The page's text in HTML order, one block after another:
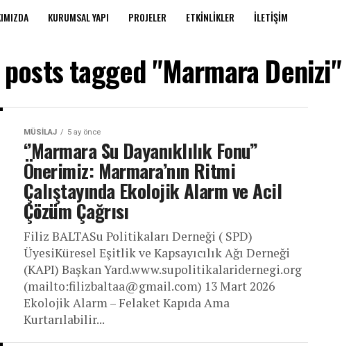
KURUMSAL YAPI PROJELER ETKINLIKLER İLETIŞIM
tagged "Marmara Denizi"
MÜSILAJ 5 ay önce
‘’Marmara Su Dayanıklılık Fonu’’
Önerimiz: Marmara’nın Ritmi
Çalıştayında Ekolojik Alarm ve Acil
Çözüm Çağrısı
Filiz BALTASu Politikaları Derneği ( SPD)
ÜyesiKüresel Eşitlik ve Kapsayıcılık Ağı Derneği
(KAPI) Başkan Yard.www.supolitikalaridernegi.org
(mailto:filizbaltaa@gmail.com) 13 Mart 2026
Ekolojik Alarm – Felaket Kapıda Ama
Kurtarılabilir...